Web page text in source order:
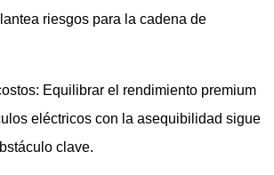
riesgos para la cadena de
: Equilibrar el rendimiento premium
eléctricos con la asequibilidad sigue
clave.